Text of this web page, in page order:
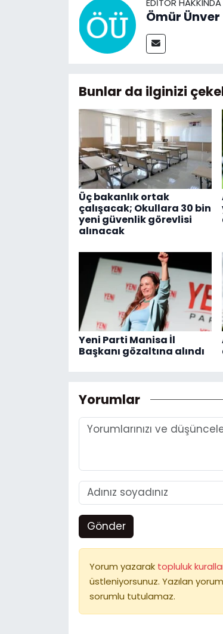
EDITÖR HAKKINDA
Ömür Ünver
Bunlar da ilginizi
Üç bakanlık ortak
çalışacak; Okullara 30 bin
yeni güvenlik görevlisi
alınacak
Yeni Parti Manisa İl
Başkanı gözaltına alındı
Yorumlar
Gönder
Yorum yazarak topluluk
üstleniyorsunuz. Yazılan
sorumlu tutulamaz.